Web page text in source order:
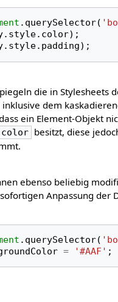
. querySelector(
. style. color);
. style. padding);
die in Stylesheets
inklusive dem
ein Element-Objekt
color besitzt, diese
ebenso beliebig
Anpassung der
. querySelector(
= '#AAF' ;